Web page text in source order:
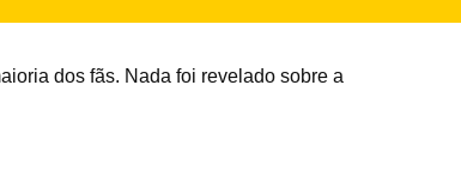
dos fãs. Nada foi revelado sobre a